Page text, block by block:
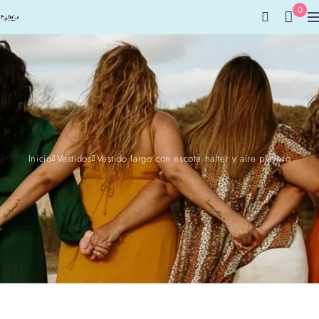
0
Inicio Vestidos Vestido largo con escote halter y aire playero